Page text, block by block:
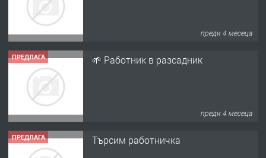
преди 4 месеца
ПРЕДЛАГА 🌱 Работник в разсадник
преди 4 месеца
ПРЕДЛАГА Търсим работничка